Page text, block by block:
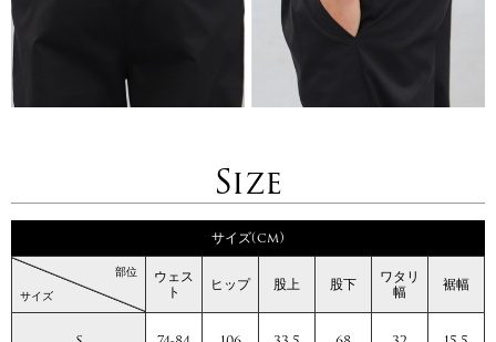
Size
サイズ(cm)
サイズ
部位 ウェス
ト ヒップ 股上 股下 ワタリ
幅 裾幅